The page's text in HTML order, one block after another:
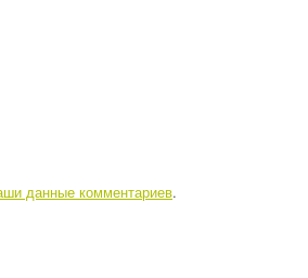
данные комментариев.